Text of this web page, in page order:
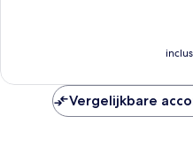
Vergelijkbare